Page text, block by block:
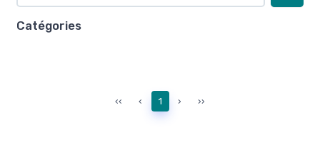
Catégories
‹‹ ‹ 1 › ››